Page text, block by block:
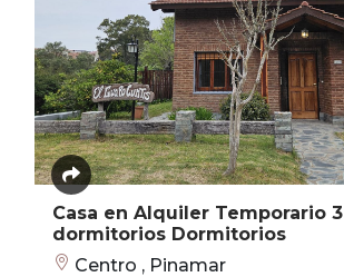
Casa en Alquiler Temporario 3
dormitorios Dormitorios
Centro , Pinamar